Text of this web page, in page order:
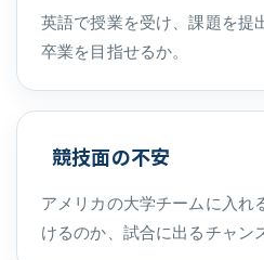
英語で授業を受け、課題を提
卒業を目指せるか。
競技面の不安
アメリカの大学チームに入れ
けるのか、試合に出るチャン